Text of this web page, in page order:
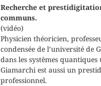
Recherche et
communs.
(vidéo)
Physicien théoricien,
condensée de l’université de
dans les systèmes
Giamarchi est aussi un
professionnel.